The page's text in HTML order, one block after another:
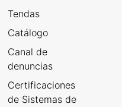
Tendas
Catálogo
Canal de
denuncias
Certificaciones
de Sistemas de